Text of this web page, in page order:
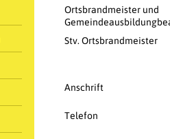
Ortsbrandmeister und
Stv. Ortsbrandmeister
Anschrift
Telefon